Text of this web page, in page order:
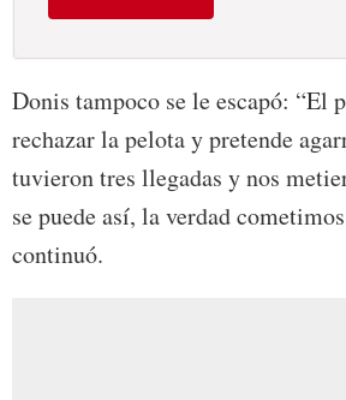
Donis tampoco se le escapó: “El
rechazar la pelota y pretende
tuvieron tres llegadas y nos
se puede así, la verdad
continuó.